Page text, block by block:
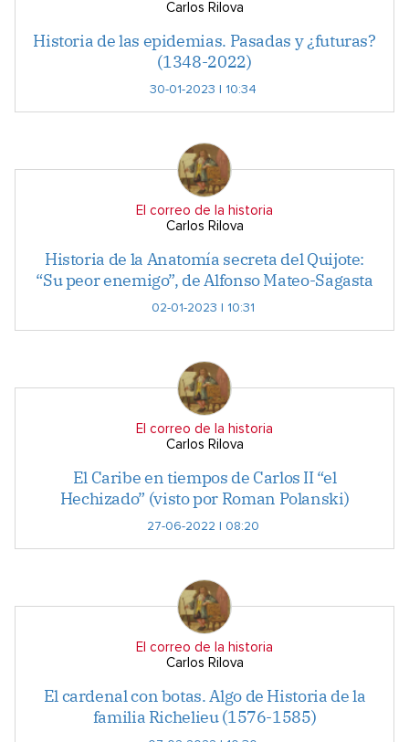
Carlos Rilova
Historia de las epidemias. Pasadas y ¿futuras?
(1348-2022)
30-01-2023 | 10:34
El correo de la historia
Carlos Rilova
Historia de la Anatomía secreta del Quijote:
“Su peor enemigo”, de Alfonso Mateo-Sagasta
02-01-2023 | 10:31
El correo de la historia
Carlos Rilova
El Caribe en tiempos de Carlos II “el
Hechizado” (visto por Roman Polanski)
27-06-2022 | 08:20
El correo de la historia
Carlos Rilova
El cardenal con botas. Algo de Historia de la
familia Richelieu (1576-1585)